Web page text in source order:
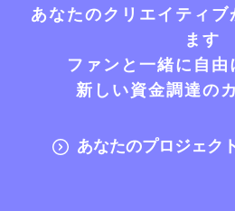
あなたのクリエイティブ
ます
ファンと一緒に自
新しい資金調達の
あなたのプロジェク